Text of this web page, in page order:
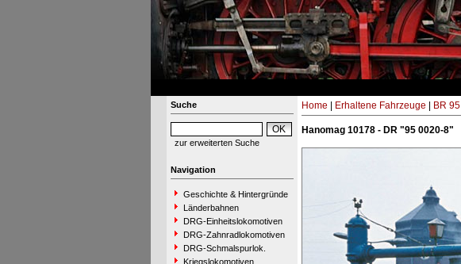
Suche
zur erweiterten Suche
Navigation
Geschichte & Hintergründe
Länderbahnen
DRG-Einheitslokomotiven
DRG-Zahnradlokomotiven
DRG-Schmalspurlok.
Kriegslokomotiven
Home Erhaltene Fahrzeuge BR 95
Hanomag 10178 - DR "95 0020-8"